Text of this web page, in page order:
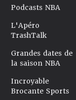
Podcasts NBA
L'Apéro
TrashTalk
Grandes dates de
la saison NBA
Incroyable
Brocante Sports